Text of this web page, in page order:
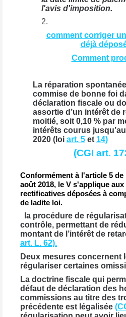
l'avis d'imposition.
comment corriger
déjà
Comment
La réparation
commise de bonne foi
déclaration fiscale ou
assortie d’un intérêt de
moitié, soit 0,10 % par
intérêts courus
2020 (loi art. 5et 14)
(CGI art.
Conformément à l'article 5 de
août 2018, le V s'applique
rectificatives déposées à
de ladite loi.
la procédure de
contrôle, permettant de
montant de l’intérêt de
art. L. 62).
Deux mesures concernent
régulariser certaines
La doctrine fiscale qui
défaut de déclaration des
commissions au titre des
précédente est légalisée